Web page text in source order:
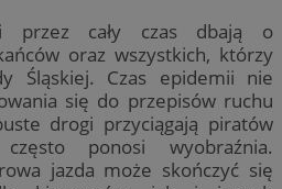
przez cały czas dbają o
oraz wszystkich, którzy
Śląskiej. Czas epidemii nie
się do przepisów ruchu
drogi przyciągają piratów
ponosi wyobraźnia.
jazda może skończyć się